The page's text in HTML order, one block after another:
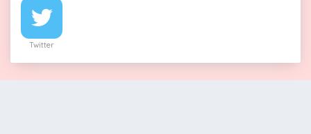
Twitter